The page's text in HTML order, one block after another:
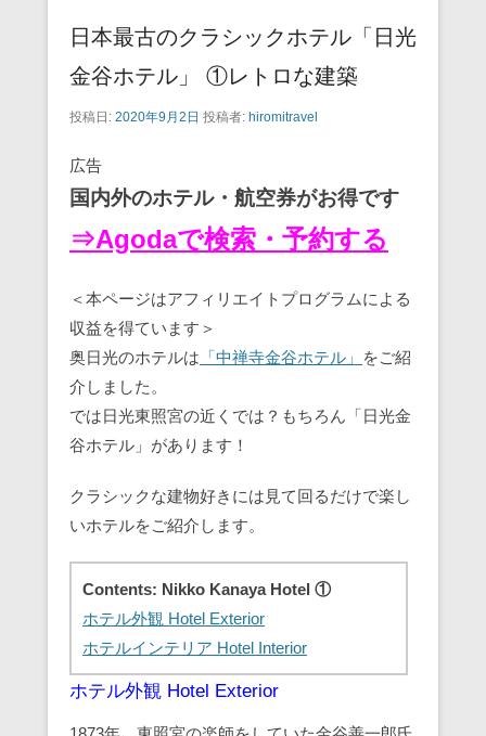
日本最古のクラシックホテル「日光
金谷ホテル」 ①レトロな建築
投稿日: 2020年9月2日 投稿者: hiromitravel
広告
国内外のホテル・航空券がお得です
⇒Agodaで検索・予約する
＜本ページはアフィリエイトプログラムによる
収益を得ています＞
奥日光のホテルは 「中禅寺金谷ホテル」
をご紹
介しました。
では日光東照宮の近くでは？もちろん「日光金
谷ホテル」があります！
クラシックな建物好きには見て回るだけで楽し
いホテルをご紹介します。
Contents: Nikko Kanaya Hotel ①
ホテル外観 Hotel Exterior
ホテルインテリア Hotel Interior
ホテル外観 Hotel Exterior